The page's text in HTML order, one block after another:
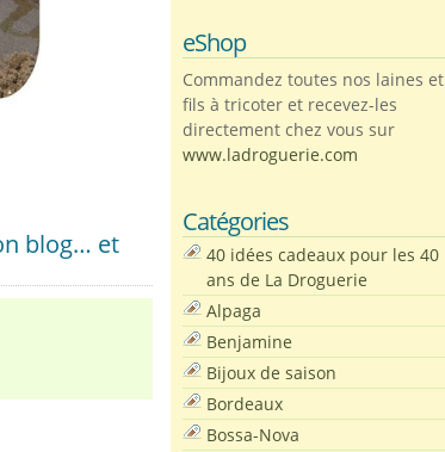
blog… et
eShop
Commandez toutes nos laines et
fils à tricoter et recevez-les
directement chez vous sur
www.ladroguerie.com
Catégories
40 idées cadeaux pour les 40
ans de La Droguerie
Alpaga
Benjamine
Bijoux de saison
Bordeaux
Bossa-Nova